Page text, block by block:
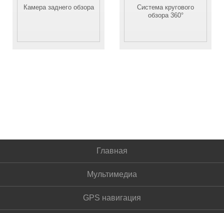
Камера заднего обзора
Система кругового
обзора 360°
Главная
Мультимедиа
GPS навигация